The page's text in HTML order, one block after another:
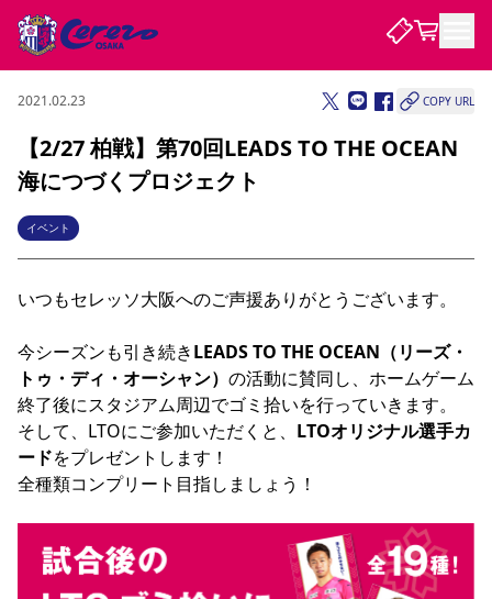
試合・チーム
試合について
試合日程 / 結果
チームについて
選手・スタッフ スケジュール メディア情報 アクセス
レディース
観戦する
チケット
チケット情報 販売スケジュール 価格・席種
購入方法
観戦ガイド
初めて観戦ガイド キッズ向けサービス グルメ
マッチデープログラム
観戦マナー&ルール ビジターサポーター観戦ガイド 公式アプリ
スタジアム
DAZNで観戦
DAZNで観戦
クラブを知る
クラブ紹介 沿革 シーズン記録 求人情報
サポートする
パートナー企業募集中 セレッソ大阪VISAカード
セレッソアイデアちょうだいな
Lise（ライセンスビジネス）
サステナビリティ
サステナビリティポリシー SDGsのゴール
インパクトレポート
取り組み実績
ファンクラブ
SAKURA SOCIO SAKURA POINT Program
まいセレチケット
会員規定 婚姻届・出生届・命名書
ニュース
ニュース
すべて チーム グッズ チケット イベント ファンクラブ
スポーツクラブ メディア 30周年
レディース
アカデミー
2021.02.23 COPY URL
【2/27 柏戦】第70回LEADS TO THE OCEAN
海につづくプロジェクト
イベント
いつもセレッソ大阪へのご声援ありがとうございます。
今シーズンも引き続きLEADS TO THE OCEAN（リーズ・
トゥ・ディ・オーシャン） の活動に賛同し、ホームゲーム
終了後にスタジアム周辺でゴミ拾いを行っていきます。
そして、LTOにご参加いただくと、 LTOオリジナル選手カ
ードをプレゼントします！
全種類コンプリート目指しましょう！